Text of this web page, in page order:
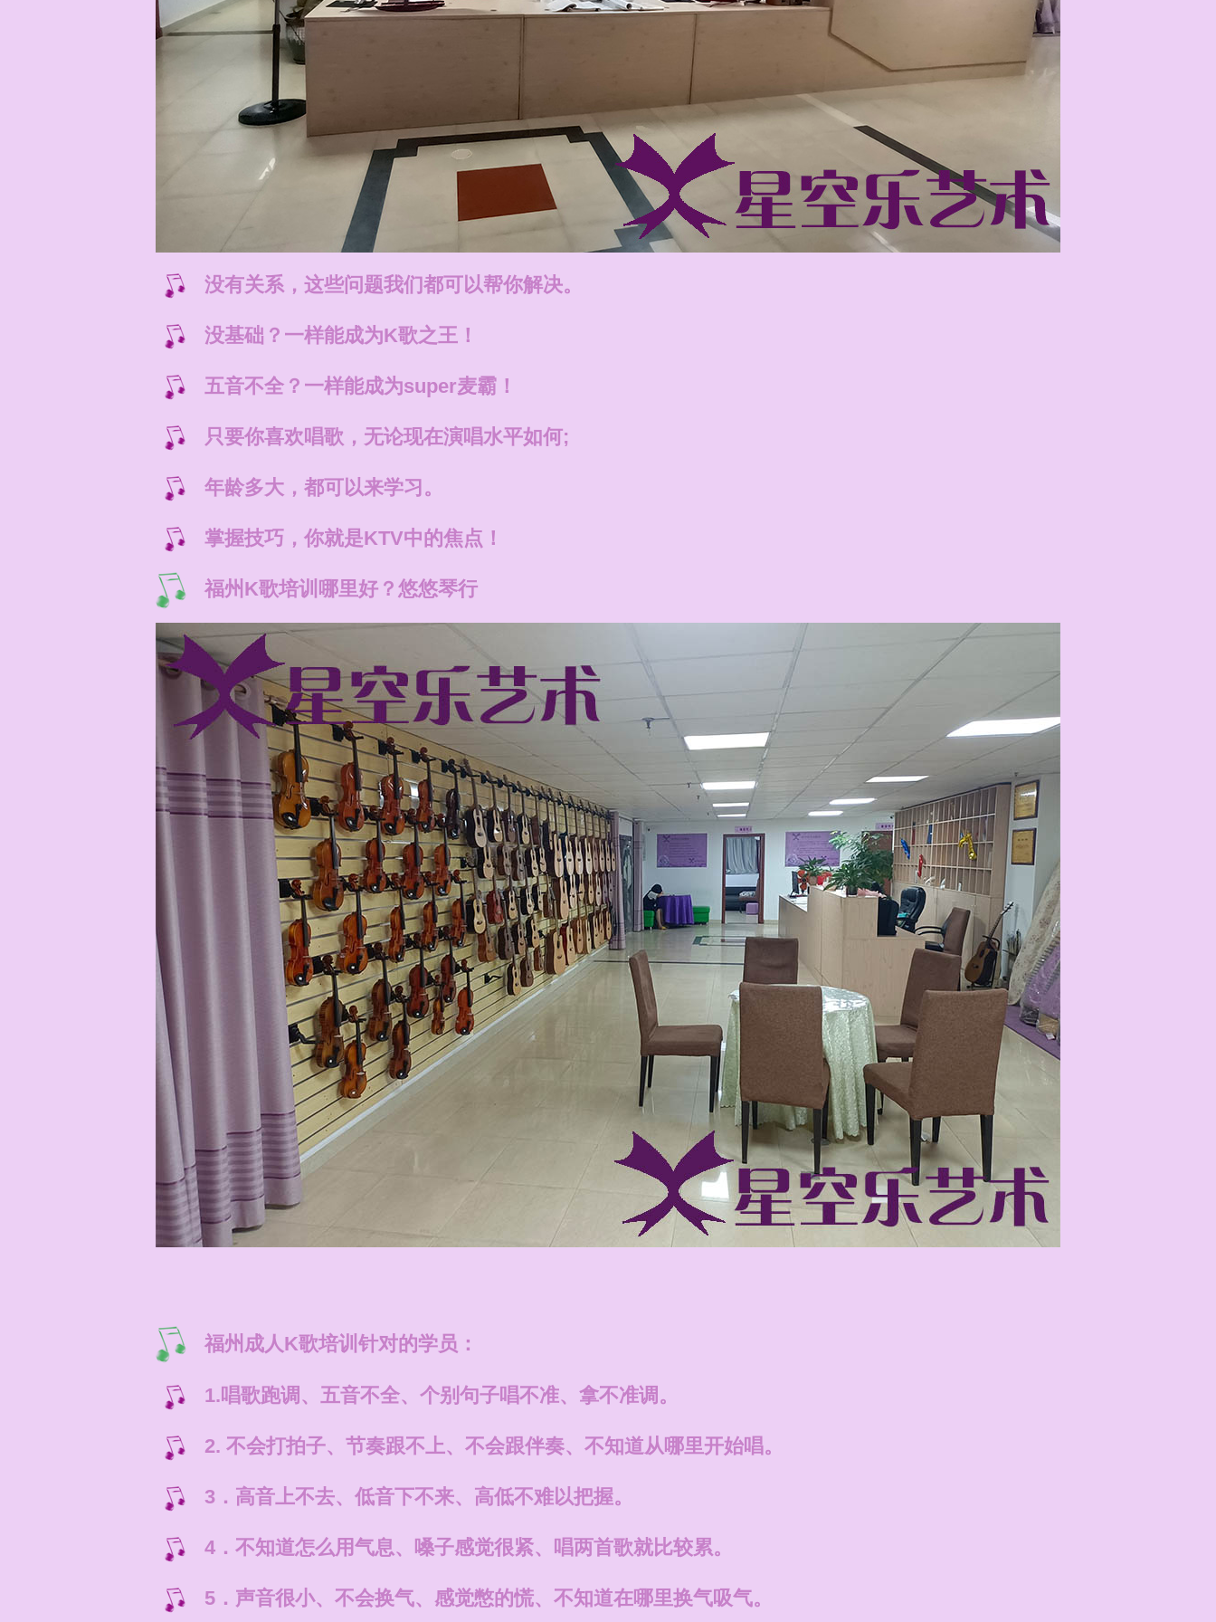
没有关系，这些问题我们都可以帮你解决。
没基础？一样能成为K歌之王！
五音不全？一样能成为super麦霸！
只要你喜欢唱歌，无论现在演唱水平如何;
年龄多大，都可以来学习。
掌握技巧，你就是KTV中的焦点！
福州K歌培训哪里好？悠悠琴行
福州成人K歌培训针对的学员：
1.唱歌跑调、五音不全、个别句子唱不准、拿不准调。
2. 不会打拍子、节奏跟不上、不会跟伴奏、不知道从哪里开始唱。
3．高音上不去、低音下不来、高低不难以把握。
4．不知道怎么用气息、嗓子感觉很紧、唱两首歌就比较累。
5．声音很小、不会换气、感觉憋的慌、不知道在哪里换气吸气。